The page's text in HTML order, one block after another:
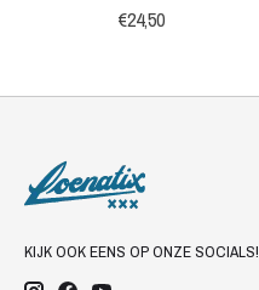
€24,50
KIJK OOK EENS OP ONZE SOCIALS!